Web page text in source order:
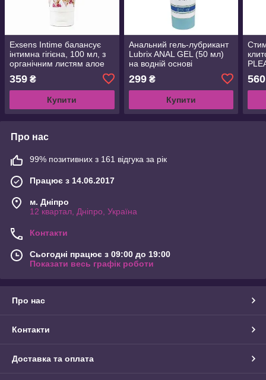
Exsens Intime балансує
інтимна гігієна, 100 мл, з
органічним листям алое
359 ₴
Купити
Анальний гель-лубрикант
Lubrix ANAL GEL (50 мл)
на водній основі
299₴
Купити
560
Про нас
99% позитивних з 161 відгука за рік
Працює з 14.06.2017
м. Дніпро
12 квартал, Дніпро, Україна
Контакти
Сьогодні працює з 09:00 до 19:00
Показати весь графік роботи
Про нас
Контакти
Доставка та оплата